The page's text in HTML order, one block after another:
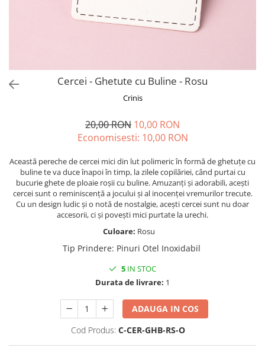
Monstera
Neon Collection
Tiny but Mighty
White Sensation
Cercei - Ghetute cu Buline - Rosu
Crinis
20,00 RON 10,00 RON
Economisesti: 10,00 RON
Această pereche de cercei mici din lut polimeric în formă de ghetuțe cu
buline te va duce înapoi în timp, la zilele copilăriei, când purtai cu
bucurie ghete de ploaie roșii cu buline. Amuzanți și adorabili, acești
cercei sunt o reminiscență a jocului și al inocenței vremurilor trecute.
Cu un design ludic și o notă de nostalgie, acești cercei sunt nu doar
accesorii, ci și povești mici purtate la urechi.
Culoare: Rosu
Tip Prindere: Pinuri Otel Inoxidabil
5 IN STOC
Durata de livrare: 1
ADAUGA IN COS
Cod Produs: C-CER-GHB-RS-O